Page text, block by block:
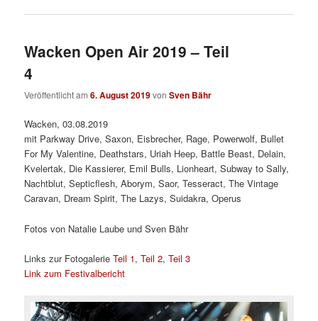
Wacken Open Air 2019 – Teil
4
Veröffentlicht am6. August 2019vonSven Bähr
Wacken, 03.08.2019
mit Parkway Drive, Saxon, Eisbrecher, Rage, Powerwolf, Bullet
For My Valentine, Deathstars, Uriah Heep, Battle Beast, Delain,
Kvelertak, Die Kassierer, Emil Bulls, Lionheart, Subway to Sally,
Nachtblut, Septicflesh, Aborym, Saor, Tesseract, The Vintage
Caravan, Dream Spirit, The Lazys, Suidakra, Operus
Fotos von Natalie Laube und Sven Bähr
Links zur FotogalerieTeil 1,Teil 2,Teil 3
Link zum Festivalbericht